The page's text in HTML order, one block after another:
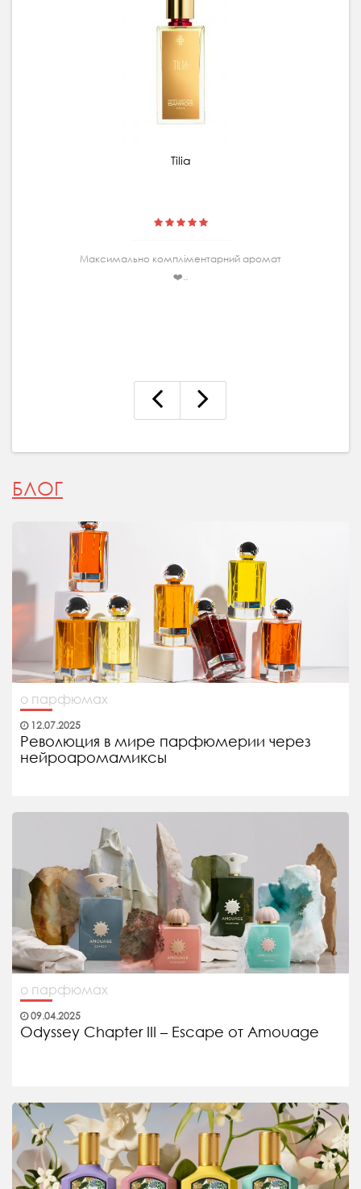
Tilia
Максимально комплiментарний аромат
❤️..
БЛОГ
о парфюмах
12.07.2025
Революция в мире парфюмерии через
нейроаромамиксы
о парфюмах
09.04.2025
Odyssey Chapter III – Escape от Amouage